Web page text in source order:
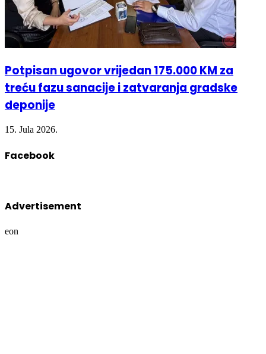
Potpisan ugovor vrijedan 175.000 KM za
treću fazu sanacije i zatvaranja gradske
deponije
15. Jula 2026.
Facebook
eon